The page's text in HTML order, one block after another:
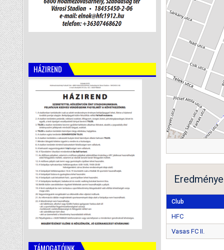
Club
HFC
Vasas FC II.
HÁZIREND